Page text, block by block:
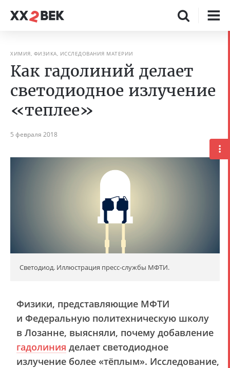
ХИМИЯ, ФИЗИКА, ИССЛЕДОВАНИЯ МАТЕРИИ
Как гадолиний делает
светодиодное излучение
«теплее»
5 февраля 2018
Светодиод. Иллюстрация пресс-службы МФТИ.
Физики, представляющие МФТИ
и Федеральную политехническую школу
в Лозанне, выясняли, почему добавление
гадолиния делает светодиодное
излучение более «тёплым». Исследование,